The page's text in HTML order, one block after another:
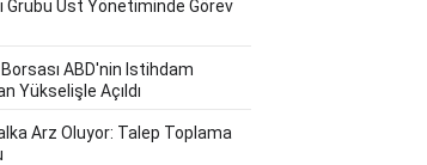
Grubu Üst Yönetiminde Görev
ABD'nin Istihdam
Yükselişle Açıldı
Arz Oluyor: Talep Toplama